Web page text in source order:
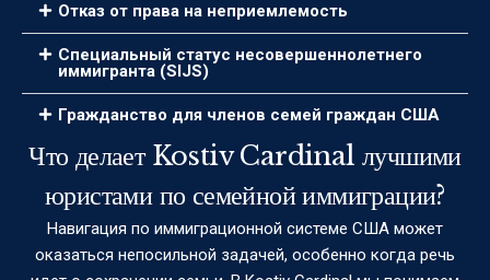
Отказ от права на неприемлемость
Специальный статус несовершеннолетнего
иммигранта (SIJS)
Гражданство для членов семей граждан США
Что делает Kostiv Cardinal лучшими
юристами по семейной иммиграции?
Навигация по иммиграционной системе США может
оказаться непосильной задачей, особенно когда речь